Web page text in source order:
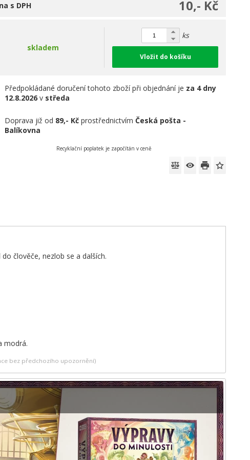
10,- Kč
s DPH
skladem
ks
Vložit do košíku
Předpokládané doručení tohoto zboží při objednání je za 4 dny
12.8.2026 v středa
Doprava již od 89,- Kč prostřednictvímČeská pošta -
Balíkovna
Recyklační poplatek je započítán v ceně
člověče, nezlob se a dalších.
modrá.
bez předchozího upozornění)